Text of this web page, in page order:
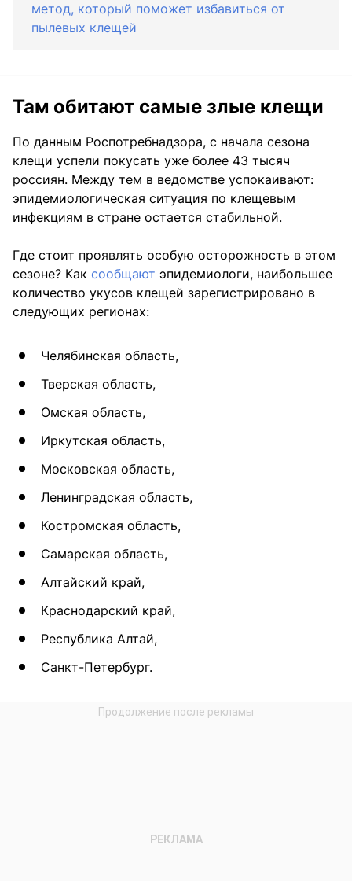
метод, который поможет избавиться от
пылевых клещей
Там обитают самые злые клещи
По данным Роспотребнадзора, с начала сезона
клещи успели покусать уже более 43 тысяч
россиян. Между тем в ведомстве успокаивают:
эпидемиологическая ситуация по клещевым
инфекциям в стране остается стабильной.
Где стоит проявлять особую осторожность в этом
сезоне? Как сообщают эпидемиологи, наибольшее
количество укусов клещей зарегистрировано в
следующих регионах:
Челябинская область,
Тверская область,
Омская область,
Иркутская область,
Московская область,
Ленинградская область,
Костромская область,
Самарская область,
Алтайский край,
Краснодарский край,
Республика Алтай,
Санкт-Петербург.